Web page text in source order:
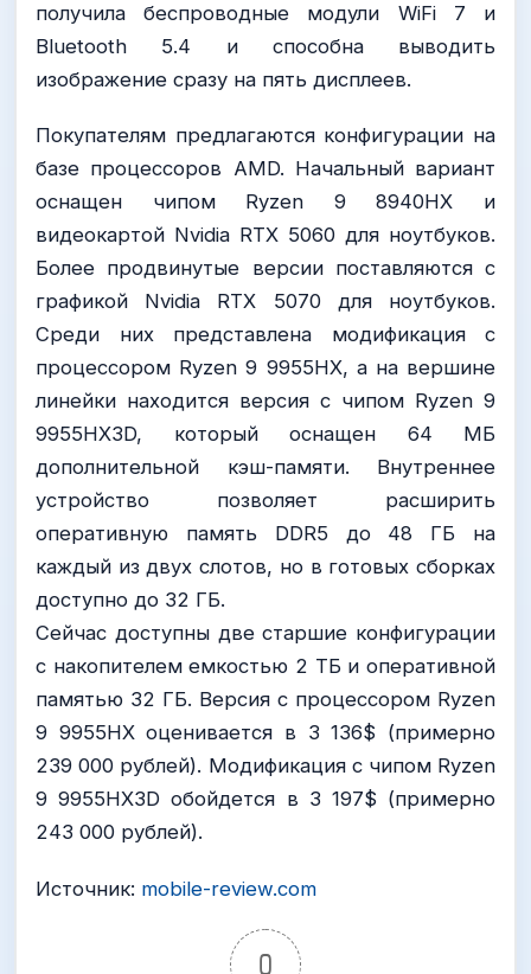
получила беспроводные модули WiFi 7 и
Bluetooth 5.4 и способна выводить
изображение сразу на пять дисплеев.
Покупателям предлагаются конфигурации на
базе процессоров AMD. Начальный вариант
оснащен чипом Ryzen 9 8940HX и
видеокартой Nvidia RTX 5060 для ноутбуков.
Более продвинутые версии поставляются с
графикой Nvidia RTX 5070 для ноутбуков.
Среди них представлена модификация с
процессором Ryzen 9 9955HX, а на вершине
линейки находится версия с чипом Ryzen 9
9955HX3D, который оснащен 64 МБ
дополнительной кэш-памяти. Внутреннее
устройство позволяет расширить
оперативную память DDR5 до 48 ГБ на
каждый из двух слотов, но в готовых сборках
доступно до 32 ГБ.
​Сейчас доступны две старшие конфигурации
с накопителем емкостью 2 ТБ и оперативной
памятью 32 ГБ. Версия с процессором Ryzen
9 9955HX оценивается в 3 136$ (примерно
239 000 рублей). Модификация с чипом Ryzen
9 9955HX3D обойдется в 3 197$ (примерно
243 000 рублей).
Источник: mobile-review.com
0